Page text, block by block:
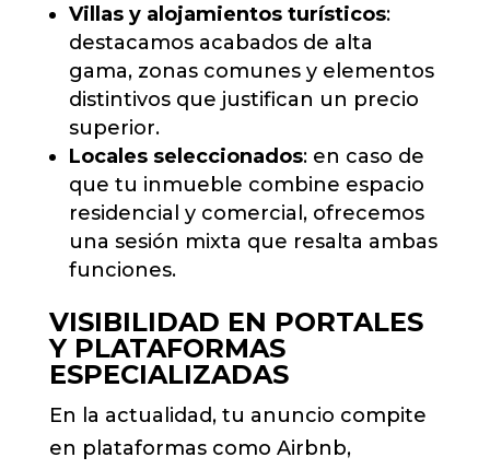
Villas y alojamientos turísticos:
destacamos acabados de alta
gama, zonas comunes y elementos
distintivos que justifican un precio
superior.
Locales seleccionados: en caso de
que tu inmueble combine espacio
residencial y comercial, ofrecemos
una sesión mixta que resalta ambas
funciones.
VISIBILIDAD EN PORTALES
Y PLATAFORMAS
ESPECIALIZADAS
En la actualidad, tu anuncio compite
en plataformas como Airbnb,